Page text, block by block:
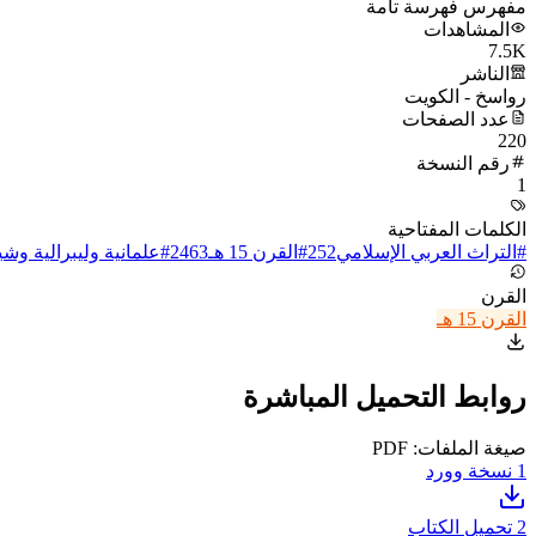
مفهرس فهرسة تامة
المشاهدات
7.5K
الناشر
رواسخ - الكويت
عدد الصفحات
220
رقم النسخة
1
الكلمات المفتاحية
# التراث العربي الإسلامي252
# القرن 15 هـ 2463
#علمانية وليبرالية
القرن
القرن 15 هـ
روابط التحميل المباشرة
صيغة الملفات: PDF
1 نسخة وورد
2 تحميل الكتاب